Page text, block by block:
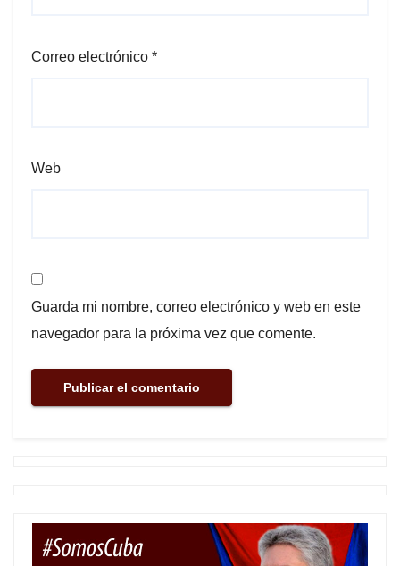
Correo electrónico *
Web
Guarda mi nombre, correo electrónico y web en este
navegador para la próxima vez que comente.